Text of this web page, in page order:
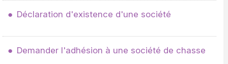
Déclaration d'existence d'une société
Demander l'adhésion à une société de chasse